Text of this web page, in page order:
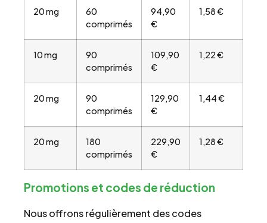
20 mg
60
comprimés
94,90
€
1,58 €
10 mg
90
comprimés
109,90
€
1,22 €
20 mg
90
comprimés
129,90
€
1,44 €
20 mg
180
comprimés
229,90
€
1,28 €
Promotions et codes de réduction
Nous offrons régulièrement des codes